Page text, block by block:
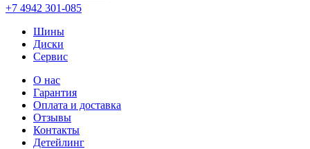
+7 4942 301-085
Шины
Диски
Сервис
О нас
Гарантия
Оплата и доставка
Отзывы
Контакты
Детейлинг